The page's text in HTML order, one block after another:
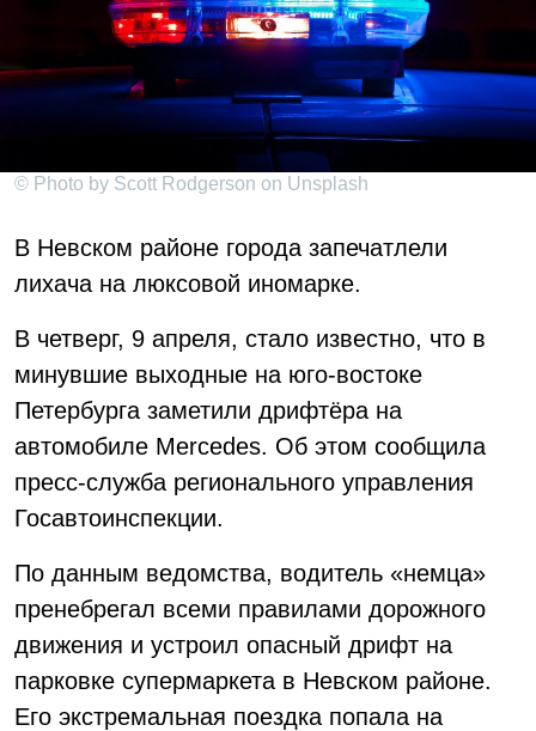
© Photo by Scott Rodgerson on Unsplash
В Невском районе города запечатлели
лихача на люксовой иномарке.
В четверг, 9 апреля, стало известно, что в
минувшие выходные на юго-востоке
Петербурга заметили дрифтёра на
автомобиле Mercedes. Об этом сообщила
пресс-служба регионального управления
Госавтоинспекции.
По данным ведомства, водитель «немца»
пренебрегал всеми правилами дорожного
движения и устроил опасный дрифт на
парковке супермаркета в Невском районе.
Его экстремальная поездка попала на